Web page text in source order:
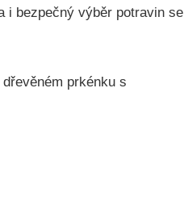
i bezpečný výběr potravin se